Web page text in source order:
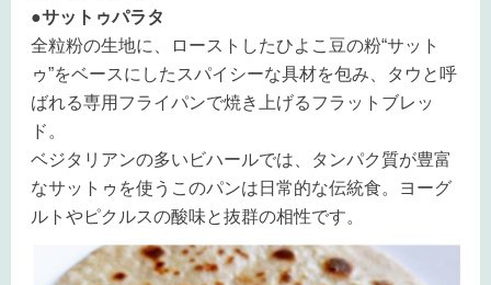
●サットゥパラタ
全粒粉の生地に、ローストしたひよこ豆の粉“サット
ゥ”をベースにしたスパイシーな具材を包み、タウと呼
ばれる専用フライパンで焼き上げるフラットブレッ
ド。
ベジタリアンの多いビハールでは、タンパク質が豊富
なサットゥを使うこのパンは日常的な伝統食。ヨーグ
ルトやピクルスの酸味と抜群の相性です。